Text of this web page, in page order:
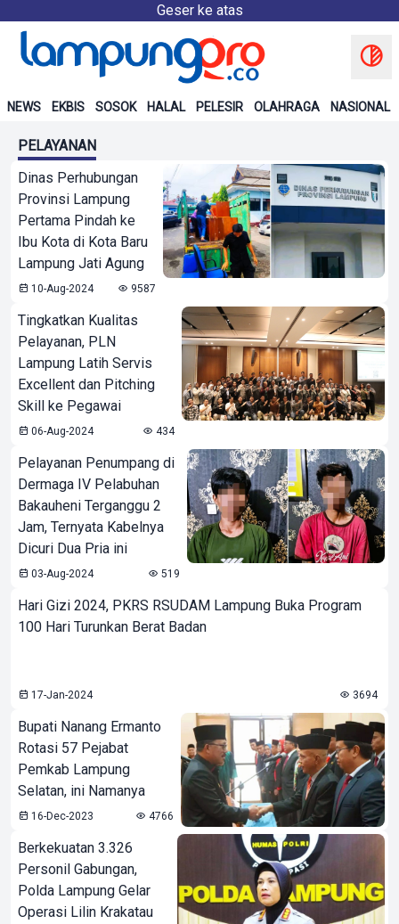
Geser ke atas
NEWS EKBIS SOSOK HALAL PELESIR OLAHRAGA NASIONAL
PELAYANAN
Dinas Perhubungan
Provinsi Lampung
Pertama Pindah ke
Ibu Kota di Kota Baru
Lampung Jati Agung
10-Aug-2024 9587
Tingkatkan Kualitas
Pelayanan, PLN
Lampung Latih Servis
Excellent dan Pitching
Skill ke Pegawai
06-Aug-2024 434
Pelayanan Penumpang di
Dermaga IV Pelabuhan
Bakauheni Terganggu 2
Jam, Ternyata Kabelnya
Dicuri Dua Pria ini
03-Aug-2024 519
Hari Gizi 2024, PKRS RSUDAM Lampung Buka Program
100 Hari Turunkan Berat Badan
17-Jan-2024 3694
Bupati Nanang Ermanto
Rotasi 57 Pejabat
Pemkab Lampung
Selatan, ini Namanya
16-Dec-2023 4766
Berkekuatan 3.326
Personil Gabungan,
Polda Lampung Gelar
Operasi Lilin Krakatau